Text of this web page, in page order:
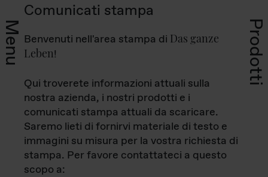
Menu Prodotti
Comunicati stampa
Benvenuti nell'area stampa di Das ganze
Leben!
Qui troverete informazioni attuali sulla
nostra azienda, i nostri prodotti e i
comunicati stampa attuali da scaricare.
Saremo lieti di fornirvi materiale di testo e
immagini su misura per la vostra richiesta di
stampa. Per favore contattateci a questo
scopo a: